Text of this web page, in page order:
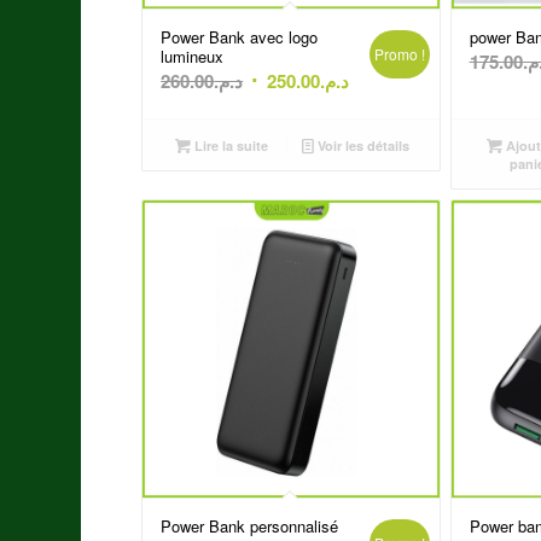
Power Bank avec logo
lumineux
د.م.260.00
Le
initial
د.م.260.00.
د.م.250.00
Le
actuel
د.م.250.00.
Promo !
Lire la suite Voir les détails
power
175.00
Power Bank personnalisé Power